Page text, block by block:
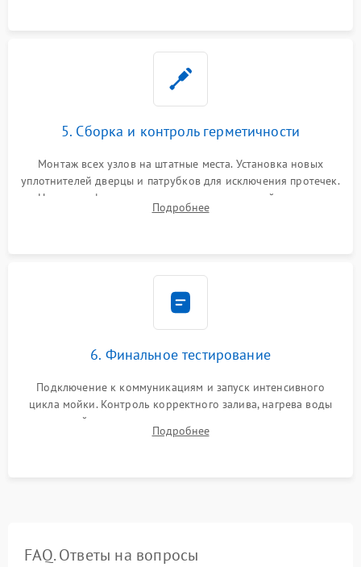
5. Сборка и контроль герметичности
Монтаж всех узлов на штатные места. Установка новых
уплотнителей дверцы и патрубков для исключения протечек.
Надежная фиксация хомутов гидравлической системы,
сборка корпуса и установка датчика поплавка.
Подробнее
6. Финальное тестирование
Подключение к коммуникациям и запуск интенсивного
цикла мойки. Контроль корректного залива, нагрева воды
до нужной температуры, отсутствия посторонних шумов,
штатного слива и абсолютной сухости в поддоне.
Подробнее
FAQ. Ответы на вопросы